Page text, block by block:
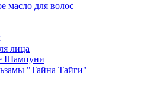
масло для волос
лица
Шампуни
"Тайна Тайги"